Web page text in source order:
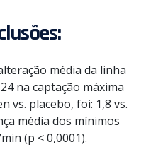
média da linha
na captação máxima
vs. placebo, foi: 1,8 vs.
média dos mínimos
(p < 0,0001).